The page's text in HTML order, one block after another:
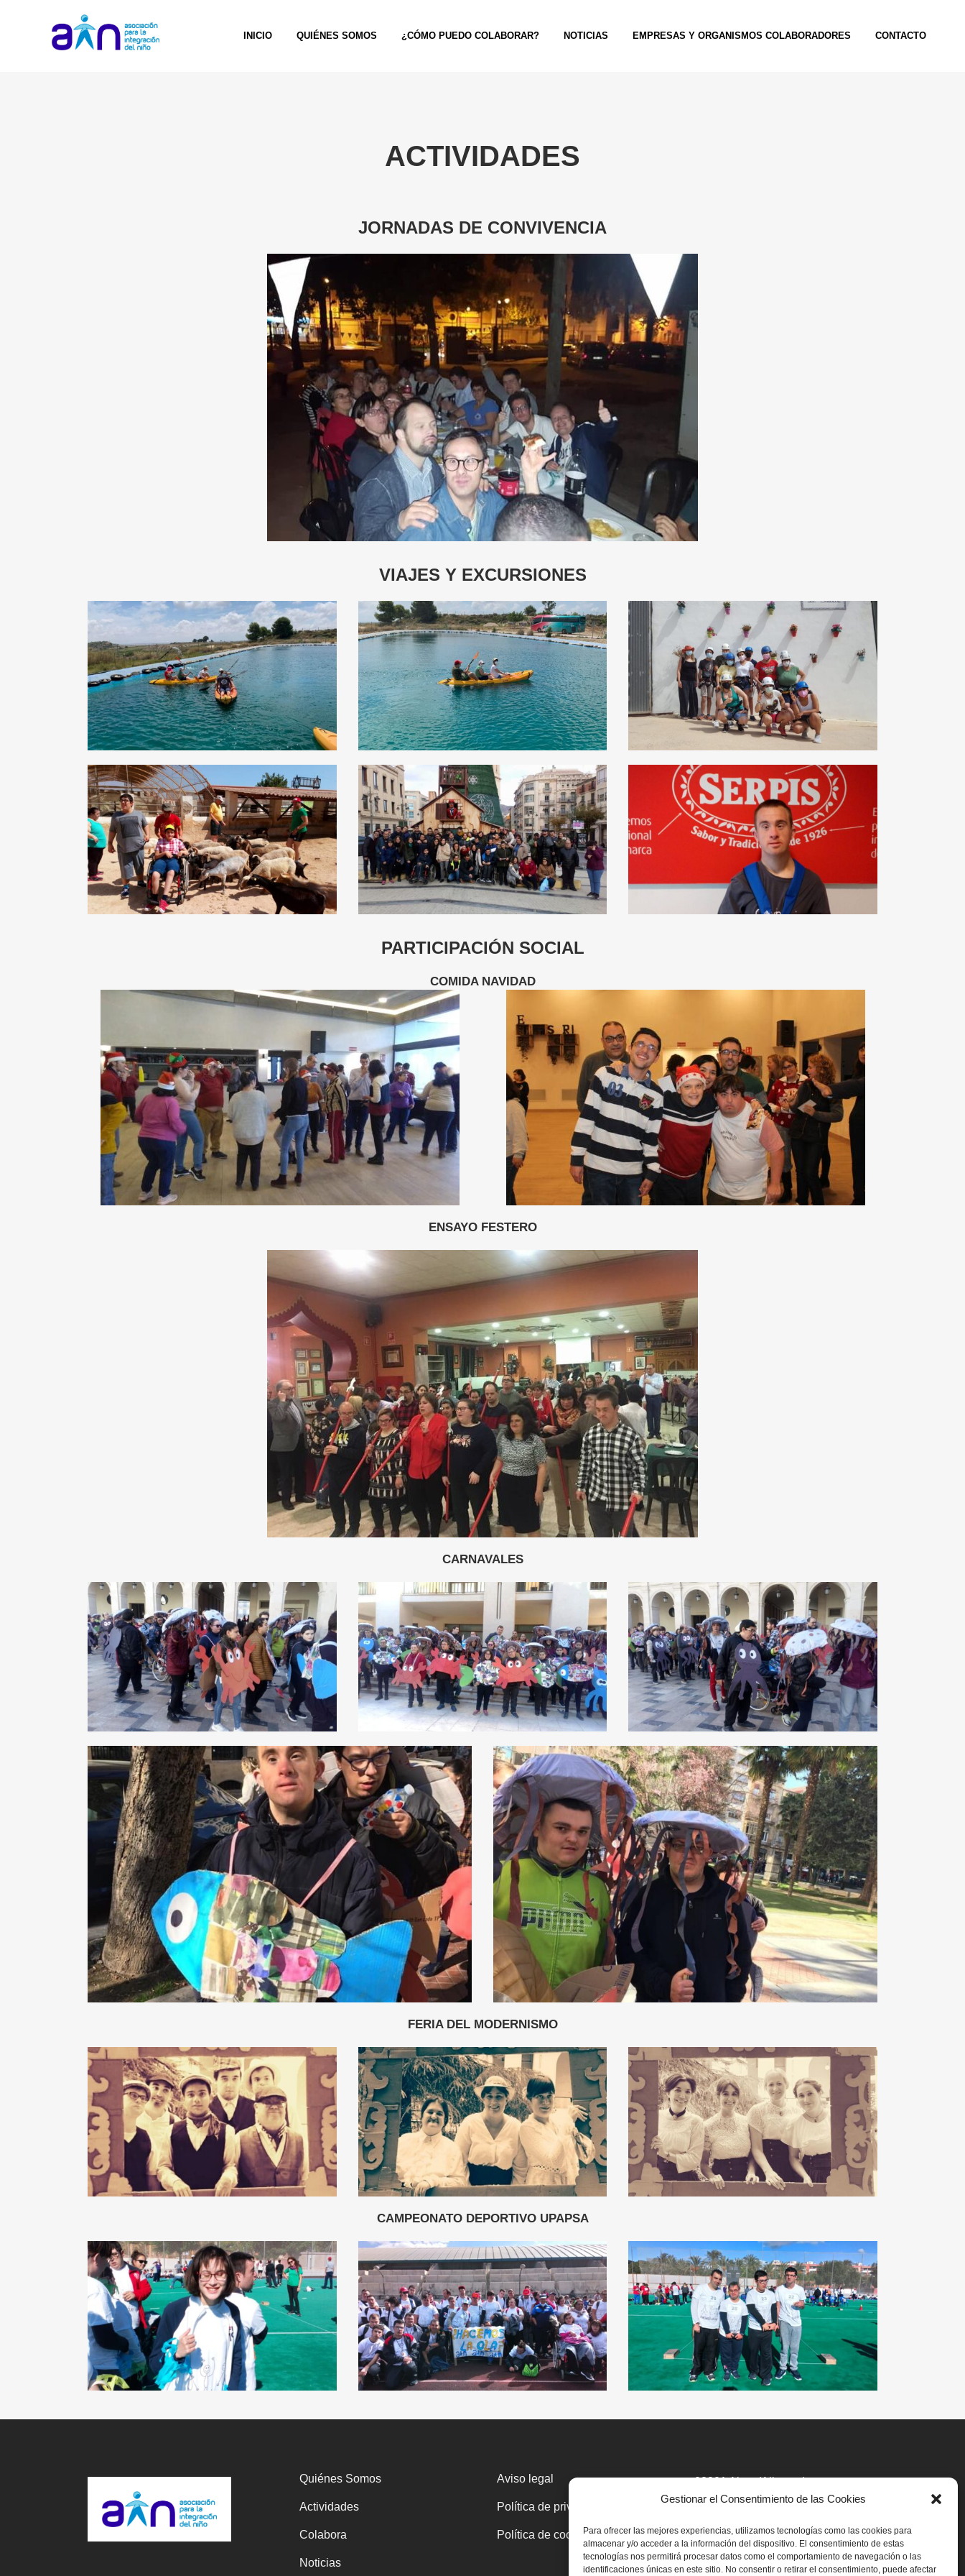
Gestionar el Consentimiento de las Cookies
Para ofrecer las mejores experiencias, utilizamos tecnologías como las cookies para
almacenar y/o acceder a la información del dispositivo. El consentimiento de estas
tecnologías nos permitirá procesar datos como el comportamiento de navegación o las
identificaciones únicas en este sitio. No consentir o retirar el consentimiento, puede afectar
INICIO QUIÉNES SOMOS ¿CÓMO PUEDO COLABORAR? NOTICIAS EMPRESAS Y ORGANISMOS COLABORADORES CONTACTO
ACTIVIDADES
JORNADAS DE CONVIVENCIA
VIAJES Y EXCURSIONES
PARTICIPACIÓN SOCIAL
COMIDA NAVIDAD
ENSAYO FESTERO
CARNAVALES
FERIA DEL MODERNISMO
CAMPEONATO DEPORTIVO UPAPSA
Quiénes Somos
Actividades
Colabora
Noticias
Aviso legal
Política de privacidad
Política de cookies
03801 Alcoy(Alicante)
C/Camí, 40
Tel.:965 54 55 90
administracion@ainalcoy.com